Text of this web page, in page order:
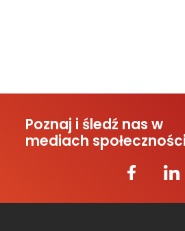
Poznaj i śledź nas w
mediach